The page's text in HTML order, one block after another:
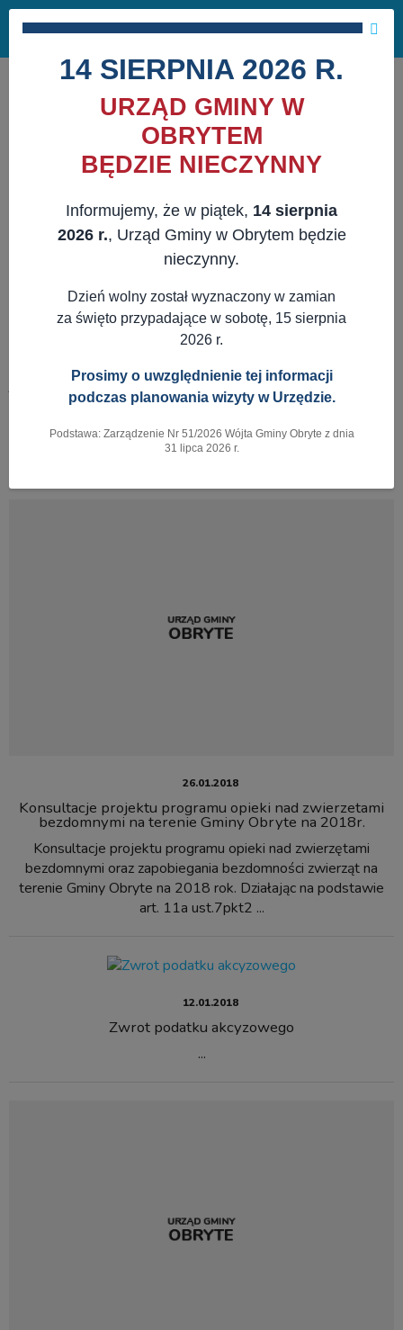
Masz pytania? 29 741 10 04
NAPISZ DO NAS
WWW.OBRYTE.PL AKTUALNOŚCI SAMORZĄDOWE
Pokaż menu
26.01.2018
Konsultacje projektu programu opieki nad zwierzetami
bezdomnymi na terenie Gminy Obryte na 2018r.
Konsultacje projektu programu opieki nad zwierzętami
bezdomnymi oraz zapobiegania bezdomności zwierząt na
terenie Gminy Obryte na 2018 rok. Działając na podstawie
art. 11a ust.7pkt2 ...
12.01.2018
Zwrot podatku akcyzowego
...
×
14 SIERPNIA 2026 R.
URZĄD GMINY W
OBRYTEM
BĘDZIE NIECZYNNY
Informujemy, że w piątek, 14 sierpnia
2026 r., Urząd Gminy w Obrytem będzie
nieczynny.
Dzień wolny został wyznaczony w zamian
za święto przypadające w sobotę, 15 sierpnia
2026 r.
Prosimy o uwzględnienie tej informacji
podczas planowania wizyty w Urzędzie.
Podstawa: Zarządzenie Nr 51/2026 Wójta Gminy Obryte z dnia
31 lipca 2026 r.